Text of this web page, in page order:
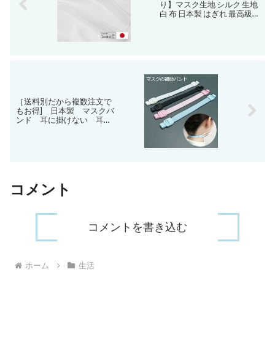
り】マスク生地 シルク 生地
白 布 日本製 はぎれ 最高級
［送料別だから複数注文で
もお得] 日本製 マスクバ
ンド 耳に掛けない 耳が
販促 ノベルティー
コメント
コメントを書き込む
ホーム 生活